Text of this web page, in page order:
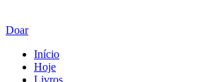
Doar
Início
Hoje
Livros